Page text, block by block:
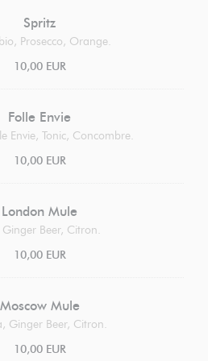
Spritz
Prosecco, Orange.
10,00 EUR
Folle Envie
Envie, Tonic, Concombre.
10,00 EUR
London Mule
Beer, Citron.
10,00 EUR
Moscow Mule
Ginger Beer, Citron.
10,00 EUR